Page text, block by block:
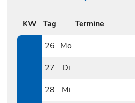
KW Tag Termine
26
Mo
27
Di
28
Mi